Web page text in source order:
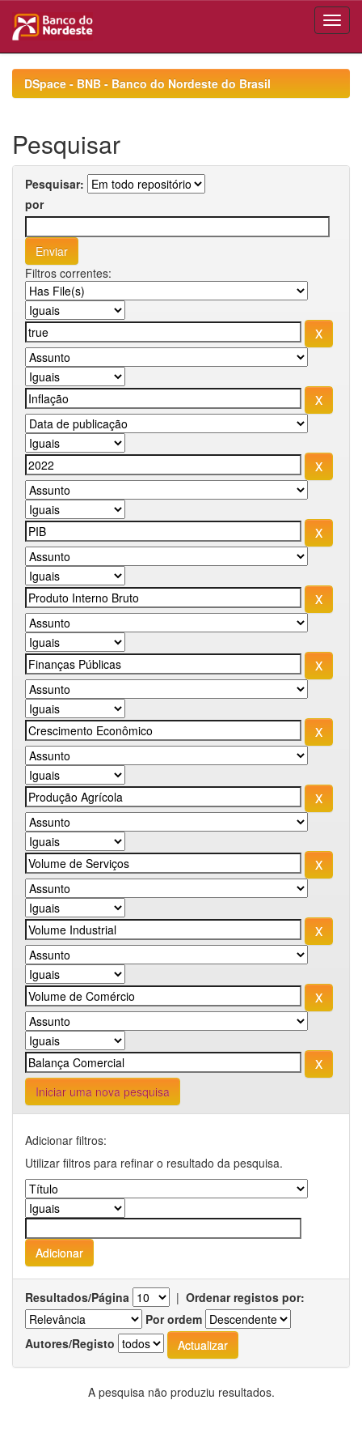
navigationDSpace - BNB - Banco do Nordeste do Brasil
Pesquisar
Pesquisar:
por
Filtros correntes:
Iniciar uma nova pesquisa
Adicionar filtros:
Utilizar filtros para refinar o resultado da pesquisa.
Resultados/Página | Ordenar registos por:
Por ordem
Autores/Registo
A pesquisa não produziu resultados.